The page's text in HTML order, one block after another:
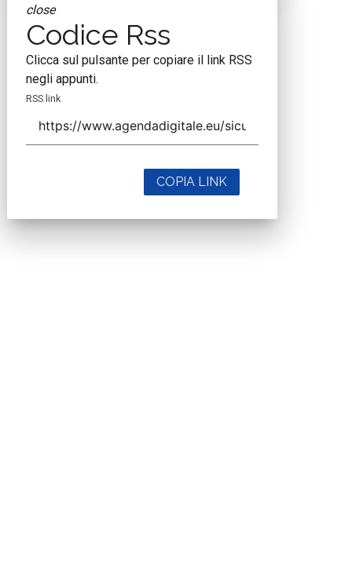
close
Codice Rss
Clicca sul pulsante per copiare il link RSS
negli appunti.
RSS link
COPIA LINK